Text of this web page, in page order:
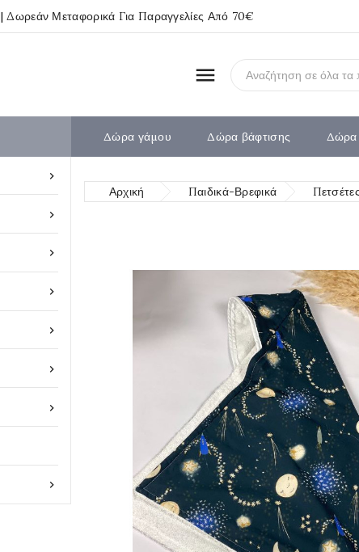
| Δωρεάν Μεταφορικά Για Παραγγελίες Από 70€









Δώρα γάμου Δώρα βάφτισης Δώρα
Αρχική Παιδικά-Βρεφικά